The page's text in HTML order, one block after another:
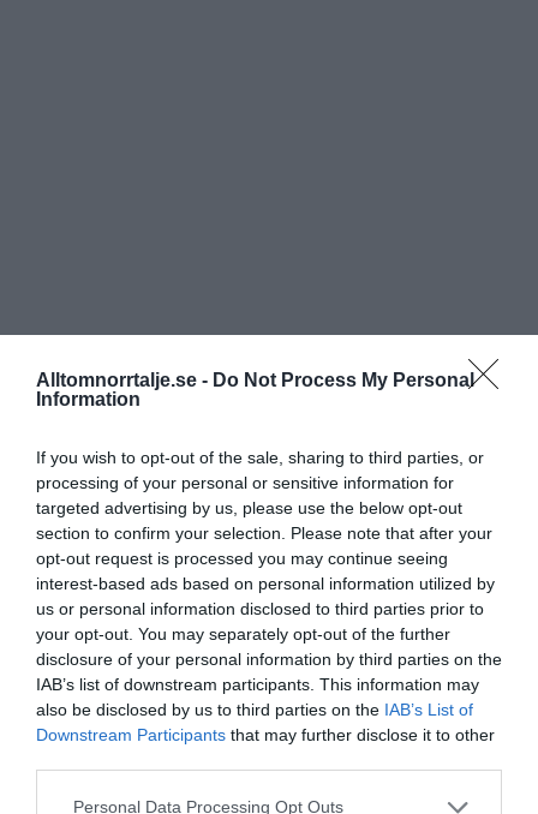
Alltomnorrtalje.se - Do Not Process My Personal
Information
If you wish to opt-out of the sale, sharing to third parties, or
processing of your personal or sensitive information for
targeted advertising by us, please use the below opt-out
section to confirm your selection. Please note that after your
opt-out request is processed you may continue seeing
interest-based ads based on personal information utilized by
us or personal information disclosed to third parties prior to
your opt-out. You may separately opt-out of the further
disclosure of your personal information by third parties on the
IAB’s list of downstream participants. This information may
also be disclosed by us to third parties on the IAB’s List of
Downstream Participants that may further disclose it to other
Personal Data Processing Opt Outs